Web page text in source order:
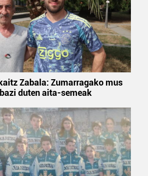
iragarkiak eta edukia
buruzko informazioa biltzeko eta
Zure datuak nork eta zertarako
dezakezu.
dizute baimenik eskatzen, eta beren
legitimoetan babesten dira. Ikusi gure
beren ustez zein helburutarako
eta horren aurka nola egin
prozesatzeko moduari
gehiago eta ezarri zure lehentasunak
unetan alda edo ken dezakezu
adierazpenean.
Zabala: Zumarragako mus
duten aita-semeak